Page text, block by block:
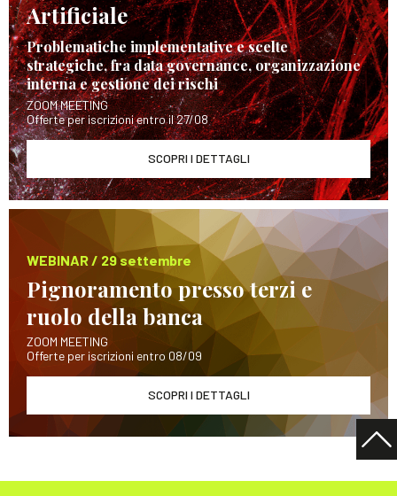
Artificiale
Problematiche implementative e scelte
strategiche, fra data governance, organizzazione
interna e gestione dei rischi
ZOOM MEETING
Offerte per iscrizioni entro il 27/08
SCOPRI I DETTAGLI
WEBINAR / 29 settembre
Pignoramento presso terzi e
ruolo della banca
ZOOM MEETING
Offerte per iscrizioni entro 08/09
SCOPRI I DETTAGLI